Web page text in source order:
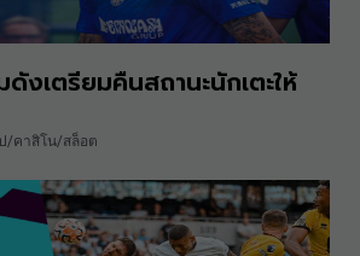
งเตรียมคืนสถานะนักเตะให้
/คาสิโน/สล็อต